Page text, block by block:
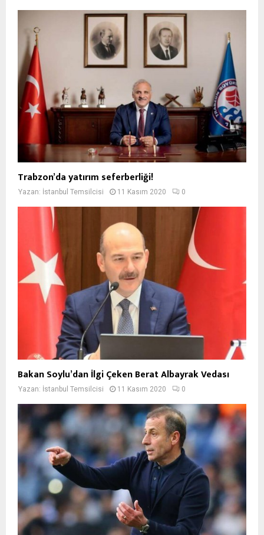
Trabzon’da yatırım seferberliği!
Yazan: İstanbul Temsilcisi 11 Kasım 2020 0
Bakan Soylu’dan İlgi Çeken Berat Albayrak Vedası
Yazan: İstanbul Temsilcisi 11 Kasım 2020 0